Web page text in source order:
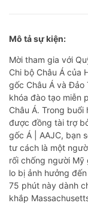
Mô tả sự kiện:
Mời tham gia với
Chi bộ Châu Á của
gốc Châu Á và Đảo
khóa đào tạo miễn
Châu Á. Trong
được đồng tài trợ
gốc Á | AAJC, bạn
tư cách là một
rối chống người
lo bị ảnh hưởng
75 phút này dành
khắp